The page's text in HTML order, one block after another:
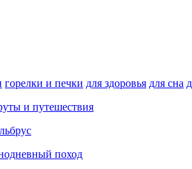
горелки и печки для здоровья для сна
и путешествия
поход